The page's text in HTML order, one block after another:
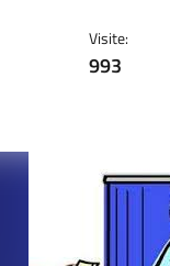
Visite:
993